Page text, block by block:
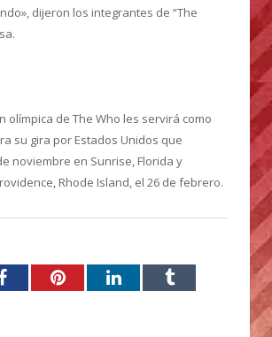
dijeron los integrantes de “The
olímpica de The Who les servirá como
su gira por Estados Unidos que
noviembre en Sunrise, Florida y
Rhode Island, el 26 de febrero.
FacebookPinterestLinkedInTumblr